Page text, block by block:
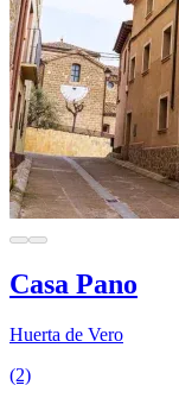
Casa Pano
Huerta de Vero
(2)